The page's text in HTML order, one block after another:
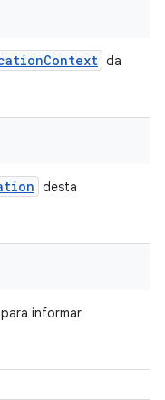
Context da
desta
para informar